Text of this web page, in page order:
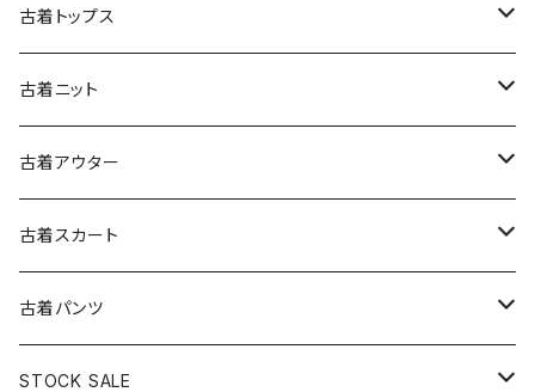
古着半袖ワンピース
古着ノースリーブワンピース
古着キャミソールワンピース
古着ベアトップワンピース
古着オールインワン
古着オーバーオール
古着長袖シャツ・ブラウス
古着半袖シャツ・ブラウス
古着ノースリーブシャツ・ブラウス
古着トップス
古着スウェット&パーカー
古着スウェット
古着パーカー
古着プルオーバー
古着長袖プルオーバー
古着半袖プルオーバー
古着Ｔシャツ
古着長袖Ｔシャツ
古着半袖Ｔシャツ
古着ベスト
古着キャミソール
古着ニット
古着セーター
古着カーディガン
古着半袖ニット
古着ニットアウター
古着アウター
古着ライトジャケット
古着ライトコート
古着ヘビージャケット
古着スカート
古着ロング丈スカート (丈76cm-)
古着膝丈スカート (丈56-75cm)
古着パンツ
古着ロング丈パンツ
STOCK SALE